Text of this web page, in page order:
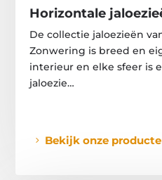
Horizontale
De collectie jaloezieën
Zonwering is breed en
interieur en elke sfeer is
jaloezie…
Bekijk onze